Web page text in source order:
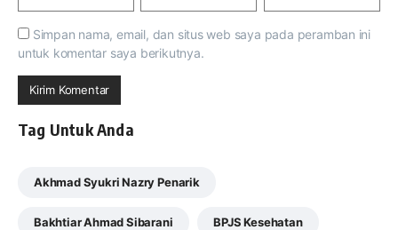
Simpan nama, email, dan situs web saya pada peramban ini
untuk komentar saya berikutnya.
Tag Untuk Anda
Akhmad Syukri Nazry Penarik
Bakhtiar Ahmad Sibarani BPJS Kesehatan